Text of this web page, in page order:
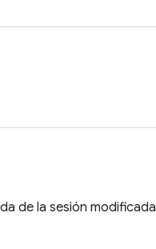
de la sesión modificada